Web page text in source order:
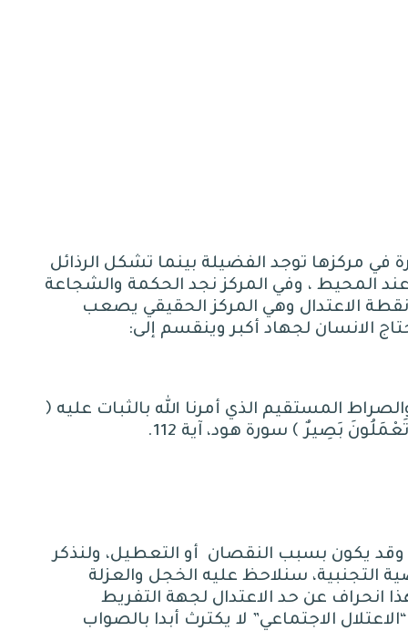
في مركزها توجد الفضيلة بينما تشكل الرذائل
المحيط ، وفي المركز نجد الحكمة والشجاعة
ونقطة الاعتدال وهي المركز الحقيقي يصعب
الانسان لجهاد أكبر وينقسم إلى:
المستقيم الذي أمرنا الله بالثبات عليه ﴿
بَصِيرٌ ﴾ سورة هود، آية 112.
وقد يكون بسبب النقصان
أو التعطيل، ولنذكر
سنلاحظ عليه الخجل والعزلة
انحراف عن حد الاعتدال لجهة التفريط
الاعتلال الاجتماعي” لا يكترث أبدا بالصواب